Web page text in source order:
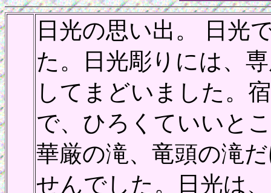
日光の思い出。 日光
た。日光彫りには、
してまどいました。
で、ひろくていいと
華厳の滝、竜頭の滝
せんでした。日光は